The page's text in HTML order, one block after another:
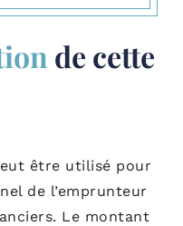
de cette
être utilisé pour
de l’emprunteur
Le montant